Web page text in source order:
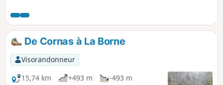
De Cornas à La Borne
Visorandonneur
15,74 km
+493 m
-493 m